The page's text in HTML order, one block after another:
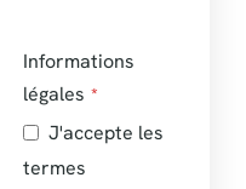
Informations
légales *
J'accepte les
termes